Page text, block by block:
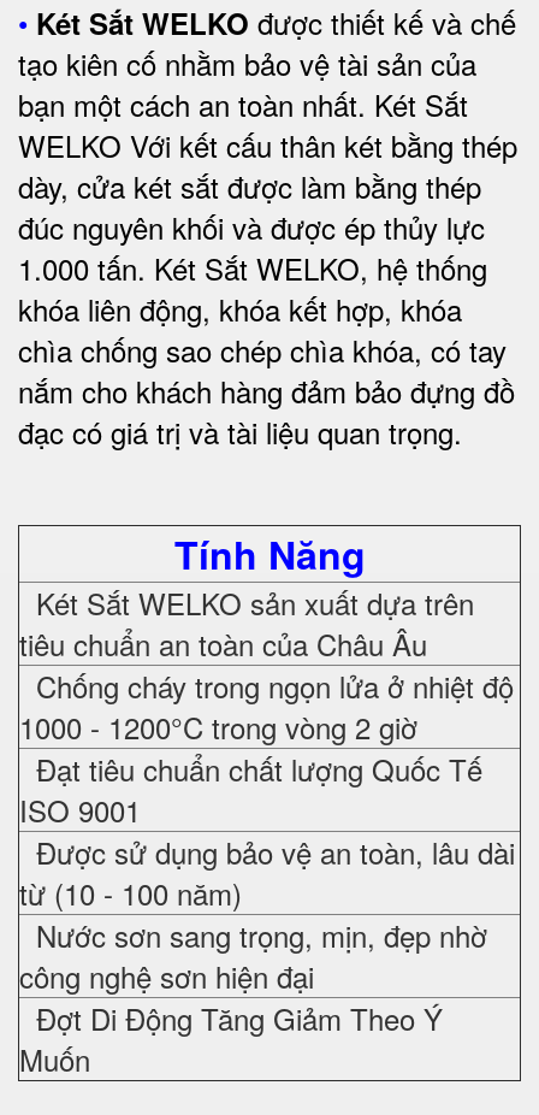
• Két Sắt WELKO được thiết kế và chế
tạo kiên cố nhằm bảo vệ tài sản của
bạn một cách an toàn nhất. Két Sắt
WELKO Với kết cấu thân két bằng thép
dày, cửa két sắt được làm bằng thép
đúc nguyên khối và được ép thủy lực
1.000 tấn. Két Sắt WELKO, hệ thống
khóa liên động, khóa kết hợp, khóa
chìa chống sao chép chìa khóa, có tay
nắm cho khách hàng đảm bảo đựng đồ
đạc có giá trị và tài liệu quan trọng.
Tính Năng
Két Sắt WELKO sản xuất dựa trên
tiêu chuẩn an toàn của Châu Âu
Chống cháy trong ngọn lửa ở nhiệt độ
1000 - 1200°C trong vòng 2 giờ
Đạt tiêu chuẩn chất lượng Quốc Tế
ISO 9001
Được sử dụng bảo vệ an toàn, lâu dài
từ (10 - 100 năm)
Nước sơn sang trọng, mịn, đẹp nhờ
công nghệ sơn hiện đại
Đợt Di Động Tăng Giảm Theo Ý
Muốn